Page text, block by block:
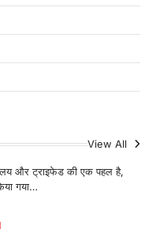
View All
August 6, 2026
August 6, 2026
और ट्राइफेड की एक पहल है,
गया…